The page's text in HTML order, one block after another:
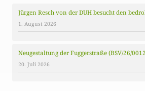
Jürgen Resch von der DUH besucht den
1. August 2026
Neugestaltung der Fuggerstraße (BSV/26/
20. Juli 2026